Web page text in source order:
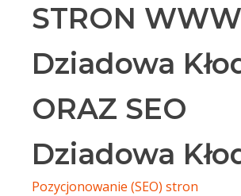
STRON WWW
Dziadowa
ORAZ SEO
Dziadowa
Pozycjonowanie (SEO) stron